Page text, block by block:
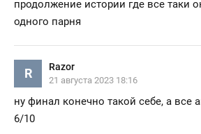
продолжение истории где все таки
одного парня
R Razor
21 августа 2023 18:16
ну финал конечно такой себе, а все
6/10